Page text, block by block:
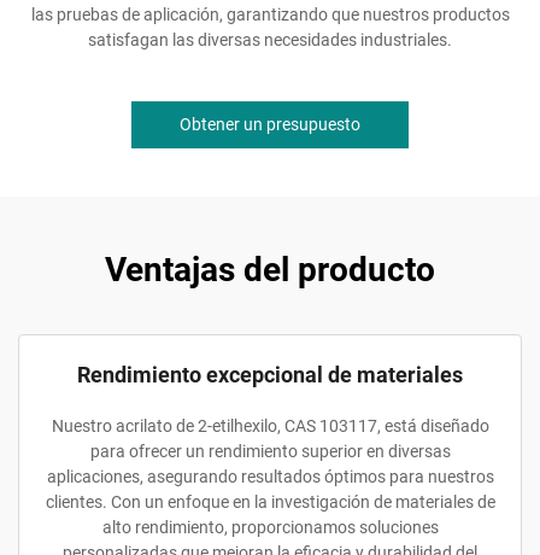
las pruebas de aplicación, garantizando que nuestros productos
satisfagan las diversas necesidades industriales.
Obtener un presupuesto
Ventajas del producto
Rendimiento excepcional de materiales
Nuestro acrilato de 2-etilhexilo, CAS 103117, está diseñado
para ofrecer un rendimiento superior en diversas
aplicaciones, asegurando resultados óptimos para nuestros
clientes. Con un enfoque en la investigación de materiales de
alto rendimiento, proporcionamos soluciones